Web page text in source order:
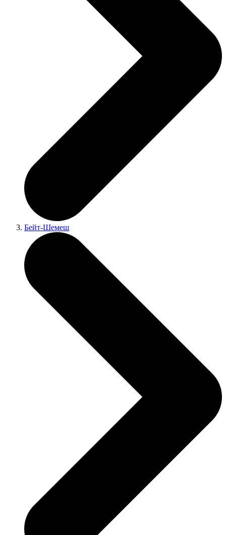
Бейт-Шемеш